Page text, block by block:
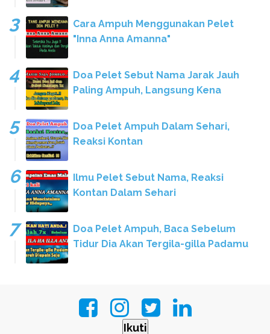
Cara Ampuh Menggunakan Pelet
"Inna Anna Amanna"
Doa Pelet Sebut Nama Jarak Jauh
Paling Ampuh, Langsung Kena
Doa Pelet Ampuh Dalam Sehari,
Reaksi Kontan
Ilmu Pelet Sebut Nama, Reaksi
Kontan Dalam Sehari
Doa Pelet Ampuh, Baca Sebelum
Tidur Dia Akan Tergila-gilla Padamu
Ikuti